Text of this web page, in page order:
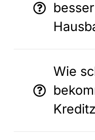
Wie